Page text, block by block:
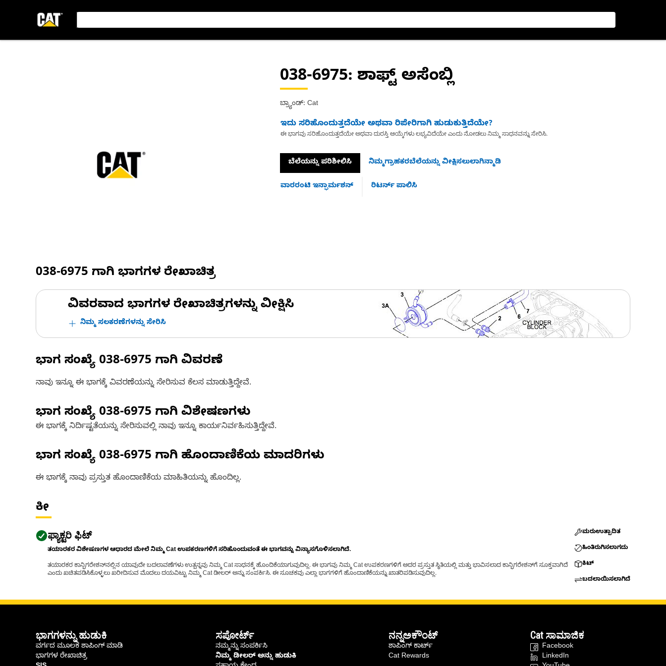
038-6975: ಶಾಫ್ಟ್ ಅಸೆಂಬ್ಲಿ
ಬ್ರ್ಯಾಂಡ್: Cat
ಇದು ಸರಿಹೊಂದುತ್ತದೆಯೇ ಅಥವಾ ರಿಪೇರಿಗಾಗಿ ಹುಡುಕುತ್ತಿದೆಯೇ?
ಈ ಭಾಗವು ಸರಿಹೊಂದುತ್ತದೆಯೇ ಅಥವಾ ದುರಸ್ತಿ ಆಯ್ಕೆಗಳು ಲಭ್ಯವಿದೆಯೇ ಎಂದು ನೋಡಲು ನಿಮ್ಮ ಸಾಧನವನ್ನು ಸೇರಿಸಿ.
ಬೆಲೆಯನ್ನು ಪರಿಶೀಲಿಸಿ ನಿಮ್ಮಗ್ರಾಹಕರಬೆಲೆಯನ್ನು ವೀಕ್ಷಿಸಲುಲಾಗಿನ್ಮಾಡಿ
ವಾರರಂಟಿ ಇನ್ಫಾರ್ಮಶನ್ ರಿಟರ್ನ್ ಪಾಲಿಸಿ
038-6975 ಗಾಗಿ ಭಾಗಗಳ ರೇಖಾಚಿತ್ರ
ವಿವರವಾದ ಭಾಗಗಳ ರೇಖಾಚಿತ್ರಗಳನ್ನು ವೀಕ್ಷಿಸಿ
ನಿಮ್ಮ ಸಲಕರಣೆಗಳನ್ನು ಸೇರಿಸಿ
ಭಾಗ ಸಂಖ್ಯೆ 038-6975 ಗಾಗಿ ವಿವರಣೆ
ನಾವು ಇನ್ನೂ ಈ ಭಾಗಕ್ಕೆ ವಿವರಣೆಯನ್ನು ಸೇರಿಸುವ ಕೆಲಸ ಮಾಡುತ್ತಿದ್ದೇವೆ.
ಭಾಗ ಸಂಖ್ಯೆ 038-6975 ಗಾಗಿ ವಿಶೇಷಣಗಳು
ಈ ಭಾಗಕ್ಕೆ ನಿರ್ದಿಷ್ಟತೆಯನ್ನು ಸೇರಿಸುವಲ್ಲಿ ನಾವು ಇನ್ನೂ ಕಾರ್ಯನಿರ್ವಹಿಸುತ್ತಿದ್ದೇವೆ.
ಭಾಗ ಸಂಖ್ಯೆ 038-6975 ಗಾಗಿ ಹೊಂದಾಣಿಕೆಯ ಮಾದರಿಗಳು
ಈ ಭಾಗಕ್ಕೆ ನಾವು ಪ್ರಸ್ತುತ ಹೊಂದಾಣಿಕೆಯ ಮಾಹಿತಿಯನ್ನು ಹೊಂದಿಲ್ಲ.
ಕೀ
ಫ್ಯಾಕ್ಟರಿ ಫಿಟ್
ತಯಾರಕರ ವಿಶೇಷಣಗಳ ಆಧಾರದ ಮೇಲೆ ನಿಮ್ಮ Cat ಉಪಕರಣಗಳಿಗೆ ಸರಿಹೊಂದುವಂತೆ ಈ ಭಾಗವನ್ನು ವಿನ್ಯಾಸಗೊಳಿಸಲಾಗಿದೆ.
ತಯಾರಕರ ಕಾನ್ಫಿಗರೇಶನ್‌ನಲ್ಲಿನ ಯಾವುದೇ ಬದಲಾವಣೆಗಳು ಉತ್ಪನ್ನವು ನಿಮ್ಮ Cat ಸಾಧನಕ್ಕೆ ಹೊಂದಿಕೆಯಾಗುವುದಿಲ್ಲ. ಈ ಭಾಗವು ನಿಮ್ಮ Cat ಉಪಕರಣಗಳಿಗೆ ಅದರ ಪ್ರಸ್ತುತ ಸ್ಥಿತಿಯಲ್ಲಿ ಮತ್ತು ಭಾವಿಸಲಾದ ಕಾನ್ಫಿಗರೇಶನ್‌ಗೆ ಸೂಕ್ತವಾಗಿದೆ
ಎಂದು ಖಚಿತಪಡಿಸಿಕೊಳ್ಳಲು ಖರೀದಿಸುವ ಮೊದಲು ದಯವಿಟ್ಟು ನಿಮ್ಮ Cat ಡೀಲರ್ ಅನ್ನು ಸಂಪರ್ಕಿಸಿ. ಈ ಸೂಚಕವು ಎಲ್ಲಾ ಭಾಗಗಳಿಗೆ ಹೊಂದಾಣಿಕೆಯನ್ನು ಖಾತರಿಪಡಿಸುವುದಿಲ್ಲ.
ಮರುಉತ್ಪಾದಿತ
ಹಿಂತಿರುಗಿಸಲಾಗದು
ಕಿಟ್
ಬದಲಾಯಿಸಲಾಗಿದೆ
ಭಾಗಗಳನ್ನು ಹುಡುಕಿ
ವರ್ಗದ ಮೂಲಕ ಶಾಪಿಂಗ್ ಮಾಡಿ
ಭಾಗಗಳ ರೇಖಾಚಿತ್ರ
ಸಪೋರ್ಟ್
ನಮ್ಮನ್ನು ಸಂಪರ್ಕಿಸಿ
ನಿಮ್ಮ ಡೀಲರ್ ಅನ್ನು ಹುಡುಕಿ
ನನ್ನಅಕೌಂಟ್
ಶಾಪಿಂಗ್ ಕಾರ್ಟ್
Cat Rewards
Cat ಸಾಮಾಜಿಕ
Facebook
LinkedIn